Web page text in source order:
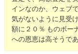
インなのか、ウェブ
気がないように見受
額に２０％ ものボー
への恩恵は高そうであ